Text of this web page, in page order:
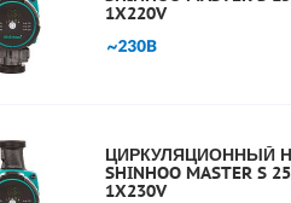
1X220V
ЦИРКУЛЯЦИОННЫЙ
SHINHOO MASTER S
1X230V